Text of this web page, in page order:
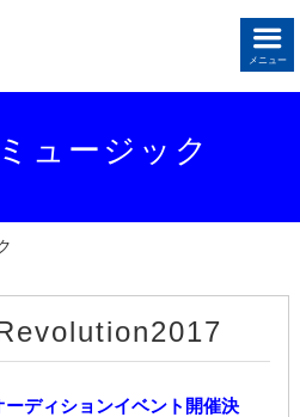
メニュー
ュージック
ディションイベント開催決